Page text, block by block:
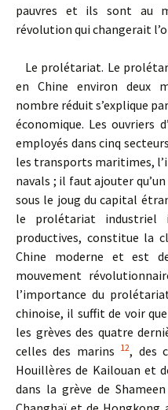
pauvres et ils sont au
révolution qui changerait
Le prolétariat. Le
en Chine environ deux
nombre réduit s’explique
économique. Les ouvriers
employés dans cinq
les transports maritimes,
navals ; il faut ajouter
sous le joug du capital
le prolétariat industriel
productives, constitue la
Chine moderne et est
mouvement
l’importance du
chinoise, il suffit de voir
les grèves des quatre
celles des marins 12, des
Houillères de Kailouan et
dans la grève de Shameen